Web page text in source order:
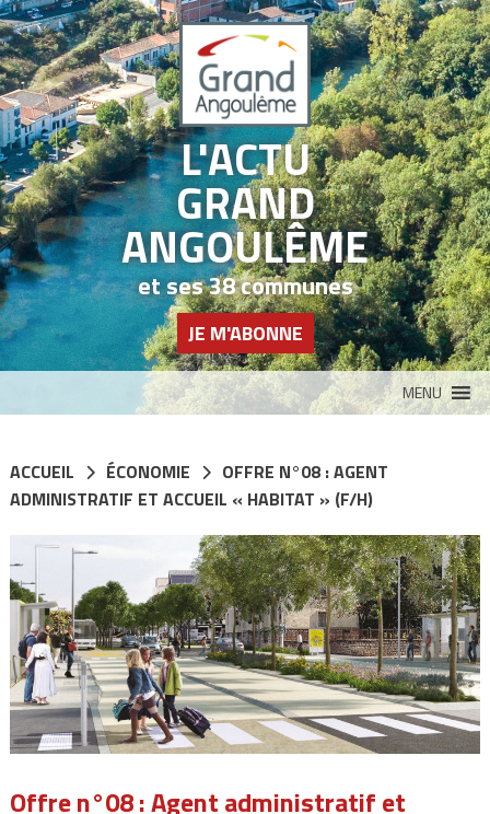
L'ACTU
GRAND
ANGOULÊME
et ses 38 communes
JE M'ABONNE
MENU
ACCUEIL ÉCONOMIE
OFFRE N°08 : AGENT
ADMINISTRATIF ET ACCUEIL « HABITAT » (F/H)
Offre n°08 : Agent administratif et
Panneau de gestion des cookies